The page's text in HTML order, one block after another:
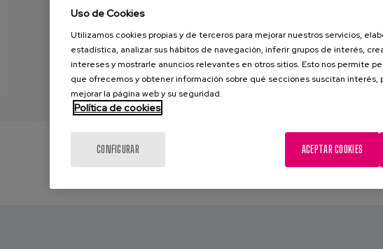
Uso de Cookies
Utilizamos cookies propias y de terceros para mejorar nuestros servicios,
estadística, analizar sus hábitos de navegación, inferir grupos de interés,
intereses y mostrarle anuncios relevantes en otros sitios. Esto nos permite
que ofrecemos y obtener información sobre qué secciones suscitan interés,
mejorar la página web y su seguridad.
Política de cookies
CONFIGURAR ACEPTAR COOKIES